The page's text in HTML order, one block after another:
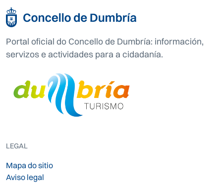
Portal oficial do Concello de Dumbría: información,
servizos e actividades para a cidadanía.
LEGAL
Mapa do sitio
Aviso legal